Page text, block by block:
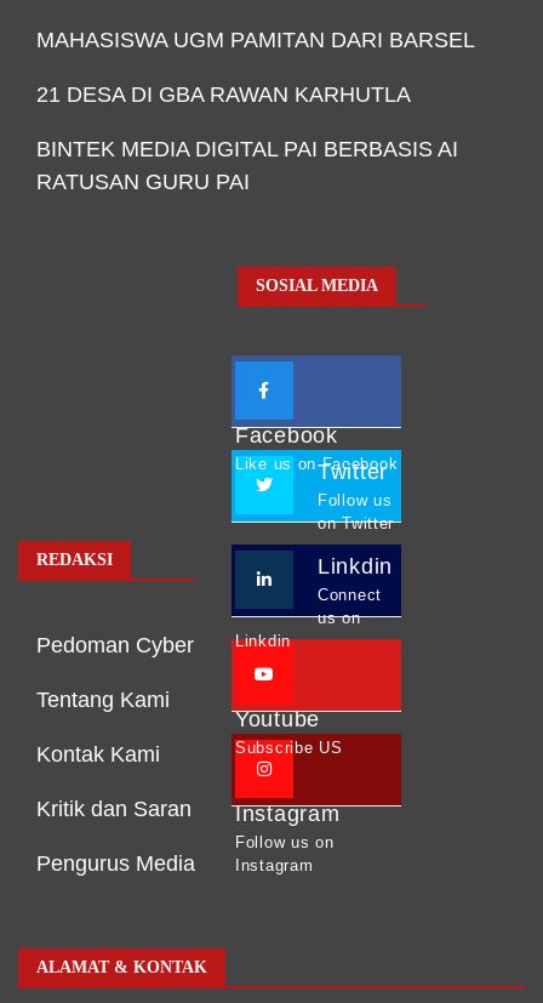
MAHASISWA UGM PAMITAN DARI BARSEL
21 DESA DI GBA RAWAN KARHUTLA
BINTEK MEDIA DIGITAL PAI BERBASIS AI
RATUSAN GURU PAI
REDAKSI
Pedoman Cyber
Tentang Kami
Kontak Kami
Kritik dan Saran
Pengurus Media
SOSIAL MEDIA
Facebook
Like us on Facebook
Twitter
Follow us
on Twitter
Linkdin
Connect
us on
Linkdin
Youtube
Subscribe US
Instagram
Follow us on
Instagram
ALAMAT & KONTAK